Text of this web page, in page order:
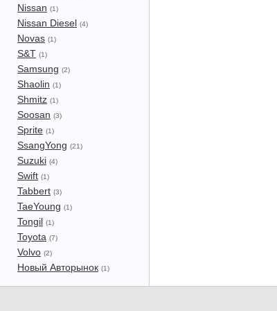
Nissan (1)
Nissan Diesel (4)
Novas (1)
S&T (1)
Samsung (2)
Shaolin (1)
Shmitz (1)
Soosan (3)
Sprite (1)
SsangYong (21)
Suzuki (4)
Swift (1)
Tabbert (3)
TaeYoung (1)
Tongil (1)
Toyota (7)
Volvo (2)
Новый Авторынок (1)